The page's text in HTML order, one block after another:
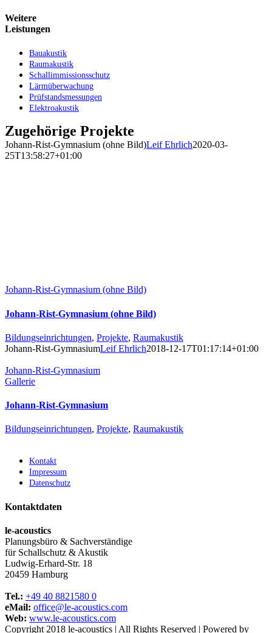
Weitere
Leistungen
Bauakustik
Raumakustik
Schallimmissionsschutz
Lärmüberwachung
Prüfstandsmessungen
Elektroakustik
Zugehörige Projekte
Johann-Rist-Gymnasium (ohne Bild)Leif Ehrlich2020-03-
25T13:58:27+01:00
Johann-Rist-Gymnasium (ohne Bild)
Johann-Rist-Gymnasium (ohne Bild)
Bildungseinrichtungen, Projekte, Raumakustik
Johann-Rist-GymnasiumLeif Ehrlich2018-12-17T01:17:14+01:00
Johann-Rist-Gymnasium
Gallerie
Johann-Rist-Gymnasium
Bildungseinrichtungen, Projekte, Raumakustik
Kontakt
Impressum
Datenschutz
Kontaktdaten
le-acoustics
Planungsbüro & Sachverständige
für Schallschutz & Akustik
Ludwig-Erhard-Str. 18
20459 Hamburg
Tel.: +49 40 8821580 0
eMail: office@le-acoustics.com
Web: www.le-acoustics.com
Copyright 2018 le-acoustics | All Rights Reserved | Powered by